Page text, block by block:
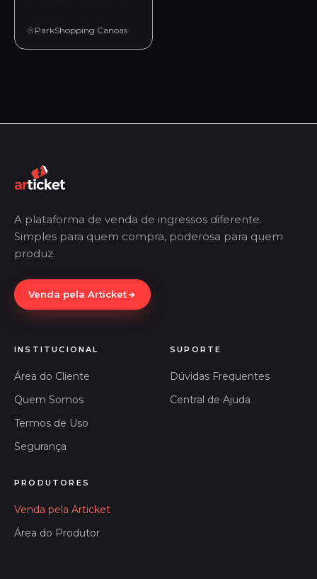
ParkShopping Canoas
A plataforma de venda de ingressos diferente.
Simples para quem compra, poderosa para quem
produz.
Venda pela Articket
INSTITUCIONAL
Área do Cliente
Quem Somos
Termos de Uso
Segurança
SUPORTE
Dúvidas Frequentes
Central de Ajuda
PRODUTORES
Venda pela Articket
Área do Produtor